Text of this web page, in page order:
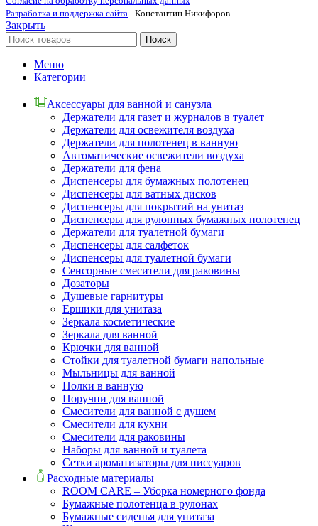
Разработка и поддержка сайта - Константин Никифоров
Закрыть
Поиск
Меню
Категории
Аксессуары для ванной и санузла
Держатели для газет и журналов в туалет
Держатели для освежителя воздуха
Держатели для полотенец в ванную
Автоматические освежители воздуха
Держатели для фена
Диспенсеры для бумажных полотенец
Диспенсеры для ватных дисков
Диспенсеры для покрытий на унитаз
Диспенсеры для рулонных бумажных полотенец
Держатели для туалетной бумаги
Диспенсеры для салфеток
Диспенсеры для туалетной бумаги
Сенсорные смесители для раковины
Дозаторы
Душевые гарнитуры
Ершики для унитаза
Зеркала косметические
Зеркала для ванной
Крючки для ванной
Стойки для туалетной бумаги напольные
Мыльницы для ванной
Полки в ванную
Поручни для ванной
Смесители для ванной с душем
Смесители для кухни
Смесители для раковины
Наборы для ванной и туалета
Сетки ароматизаторы для писсуаров
Расходные материалы
ROOM CARE – Уборка номерного фонда
Бумажные полотенца в рулонах
Бумажные сиденья для унитаза